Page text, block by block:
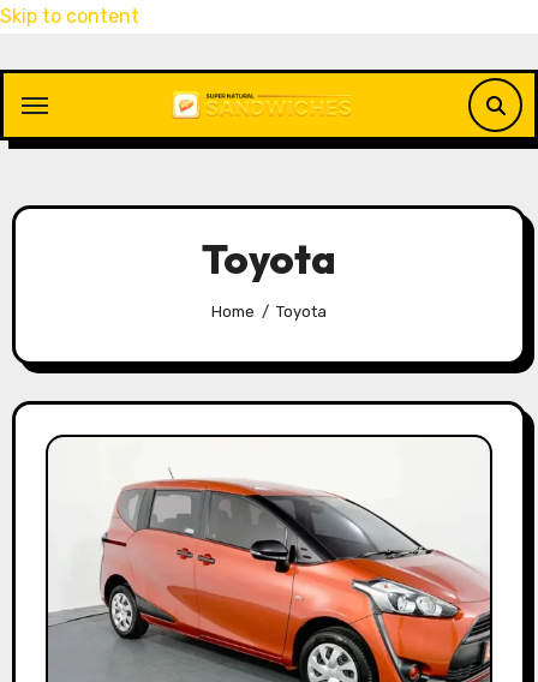
Skip to content
Toyota
Home Toyota